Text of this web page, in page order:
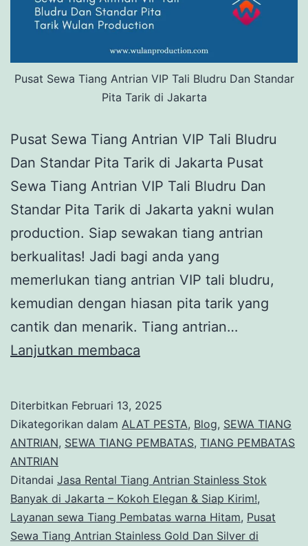
Pusat Sewa Tiang Antrian VIP Tali Bludru Dan Standar
Pita Tarik di Jakarta
Pusat Sewa Tiang Antrian VIP Tali Bludru
Dan Standar Pita Tarik di Jakarta Pusat
Sewa Tiang Antrian VIP Tali Bludru Dan
Standar Pita Tarik di Jakarta yakni wulan
production. Siap sewakan tiang antrian
berkualitas! Jadi bagi anda yang
memerlukan tiang antrian VIP tali bludru,
kemudian dengan hiasan pita tarik yang
cantik dan menarik. Tiang antrian…
Lanjutkan membaca
Antrian
VIP
Bludru
Dan
Standar
Diterbitkan Februari 13, 2025
Dikategorikan dalam ALAT PESTA, Blog, SEWA TIANG
ANTRIAN, SEWA TIANG PEMBATAS, TIANG PEMBATAS
ANTRIAN
Ditandai Jasa Rental Tiang Antrian Stainless Stok
Banyak di Jakarta – Kokoh Elegan & Siap Kirim!,
Layanan sewa Tiang Pembatas warna Hitam, Pusat
Sewa Tiang Antrian Stainless Gold Dan Silver di